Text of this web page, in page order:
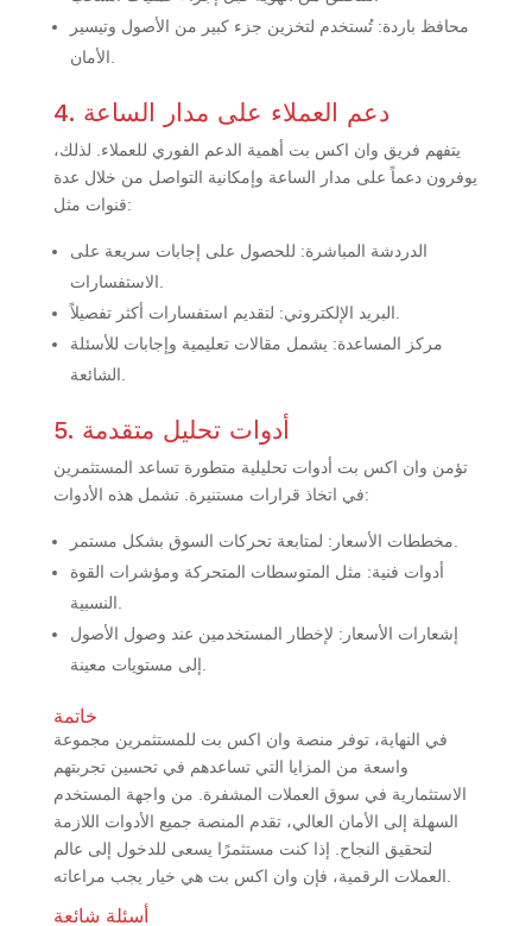
محافظ باردة: تُستخدم لتخزين جزء كبير من الأصول وتيسير
4. دعم العملاء على مدار الساعة
يتفهم فريق وان اكس بت أهمية الدعم الفوري للعملاء. لذلك،
يوفرون دعماً على مدار الساعة وإمكانية التواصل من خلال عدة
قنوات مثل:
الدردشة المباشرة: للحصول على إجابات سريعة على
مركز المساعدة: يشمل مقالات تعليمية وإجابات للأسئلة
5. أدوات تحليل متقدمة
تؤمن وان اكس بت أدوات تحليلية متطورة تساعد المستثمرين
في اتخاذ قرارات مستنيرة. تشمل هذه الأدوات:
أدوات فنية: مثل المتوسطات المتحركة ومؤشرات القوة
إشعارات الأسعار: لإخطار المستخدمين عند وصول الأصول
خاتمة
في النهاية، توفر منصة وان اكس بت للمستثمرين مجموعة
واسعة من المزايا التي تساعدهم في تحسين تجربتهم
الاستثمارية في سوق العملات المشفرة. من واجهة المستخدم
السهلة إلى الأمان العالي، تقدم المنصة جميع الأدوات اللازمة
لتحقيق النجاح. إذا كنت مستثمرًا يسعى للدخول إلى عالم
أسئلة شائعة